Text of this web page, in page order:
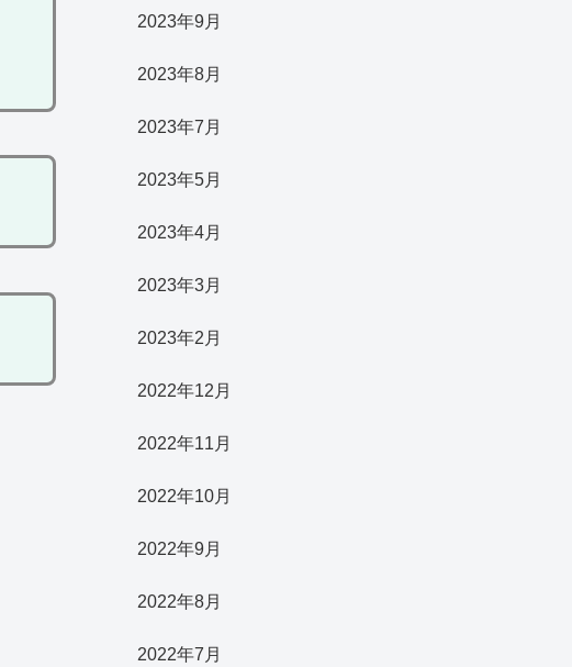
2023年9月
2023年8月
2023年7月
2023年5月
2023年4月
2023年3月
2023年2月
2022年12月
2022年11月
2022年10月
2022年9月
2022年8月
2022年7月